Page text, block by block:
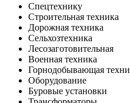
Спецтехнику
Строительная техника
Дорожная техника
Сельхозтехника
Лесозаготовительная
Военная техника
Горнодобывающая
Оборудование
Буровые установки